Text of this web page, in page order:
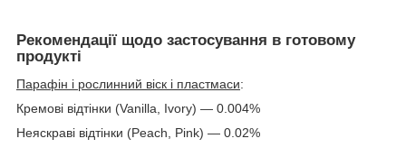
Рекомендації щодо застосування в готовому
продукті
Парафін і рослинний віск і пластмаси:
Кремові відтінки (Vanilla, Ivory) — 0.004%
Неяскраві відтінки (Peach, Pink) — 0.02%